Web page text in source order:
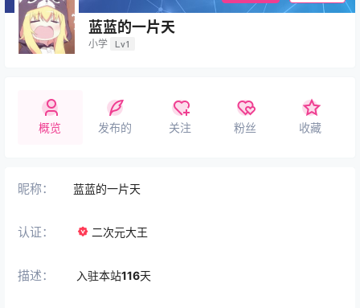
蓝蓝的一片天
小学 Lv1
概览 发布的 关注 粉丝 收藏
昵称： 蓝蓝的一片天
认证： 二次元大王
描述： 入驻本站116天